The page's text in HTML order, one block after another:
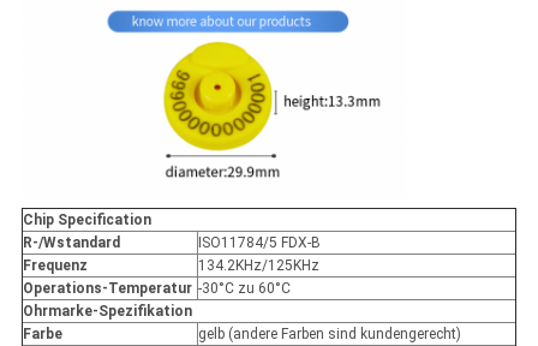
Chip Specification
R-/Wstandard
ISO11784/5 FDX-B
Frequenz
134.2KHz/125KHz
Operations-Temperatur -30°C zu 60°C
Ohrmarke-Spezifikation
Farbe
gelb (andere Farben sind kundengerecht)